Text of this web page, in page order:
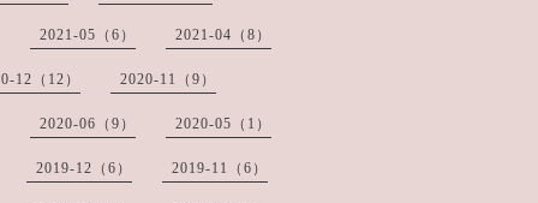
2021-05（6） 2021-04（8）
12（12） 2020-11（9）
2020-06（9） 2020-05（1）
2019-12（6） 2019-11（6）